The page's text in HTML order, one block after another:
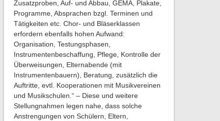
Zusatzproben, Auf- und Abbau, GEMA, Plakate,
Programme, Absprachen bzgl. Terminen und
Tätigkeiten etc. Chor- und Bläserklassen
erfordern ebenfalls hohen Aufwand:
Organisation, Testungsphasen,
Instrumentenbeschaffung, Pflege, Kontrolle der
Überweisungen, Elternabende (mit
Instrumentenbauern), Beratung, zusätzlich die
Auftritte, evtl. Kooperationen mit Musikvereinen
und Musikschulen.“ – Diese und weitere
Stellungnahmen legen nahe, dass solche
Anstrengungen von Schülern, Eltern,